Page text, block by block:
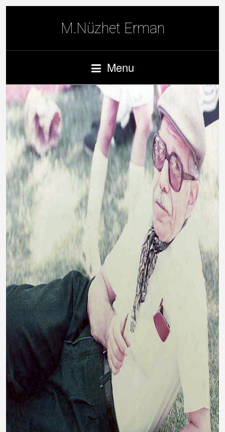
M.Nüzhet Erman
Menu